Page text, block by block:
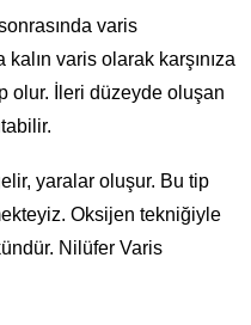
varis
kalın varis olarak karşınıza
olur. İleri düzeyde oluşan
yaralar oluşur. Bu tip
Oksijen tekniğiyle
Nilüfer Varis